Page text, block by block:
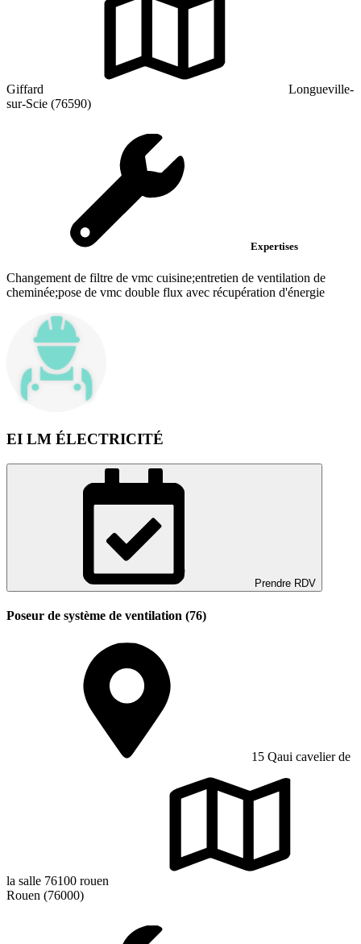
Giffard
Longueville-
sur-Scie (76590)
Expertises
Changement de filtre de vmc cuisine;entretien de ventilation de
cheminée;pose de vmc double flux avec récupération d'énergie
EI LM ÉLECTRICITÉ
Prendre RDV
Poseur de système de ventilation (76)
15 Qaui cavelier de
la salle 76100 rouen
Rouen (76000)